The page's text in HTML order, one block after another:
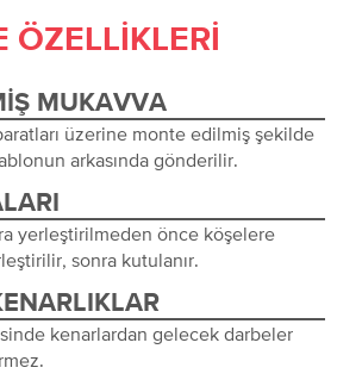
ÖZELLIKLERI
MUKAVVA
üzerine monte edilmiş şekilde
arkasında gönderilir.
yerleştirilmeden önce köşelere
sonra kutulanır.
kenarlardan gelecek darbeler